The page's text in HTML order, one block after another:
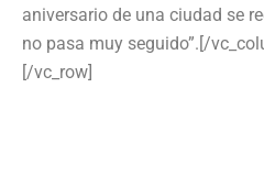
aniversario de una ciudad se
no pasa muy seguido”.[/
[/vc_row]